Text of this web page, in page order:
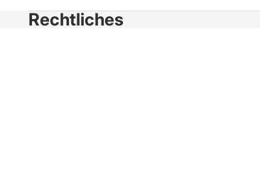
Rechtliches